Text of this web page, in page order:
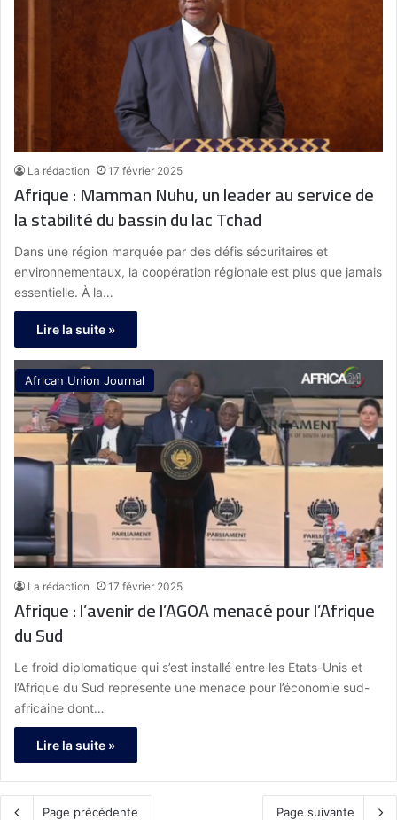
La rédaction 17 février 2025
Afrique : Mamman Nuhu, un leader au service de
la stabilité du bassin du lac Tchad
Dans une région marquée par des défis sécuritaires et
environnementaux, la coopération régionale est plus que jamais
essentielle. À la…
Lire la suite »
African Union Journal
La rédaction 17 février 2025
Afrique : l’avenir de l’AGOA menacé pour l’Afrique
du Sud
Le froid diplomatique qui s’est installé entre les Etats-Unis et
l’Afrique du Sud représente une menace pour l’économie sud-
africaine dont…
Lire la suite »
Page précédente Page suivante